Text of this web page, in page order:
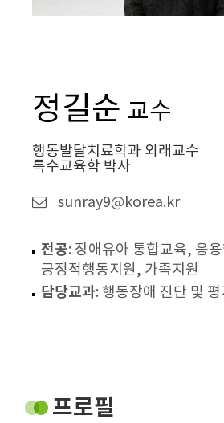
정길순 교수
행동발달치료학과 외래교수
특수교육학 박사
sunray9@korea.kr
전공: 장애유아 통합교육, 응
긍정적행동지원, 가족지원
담당교과: 행동장애 진단 및
프로필